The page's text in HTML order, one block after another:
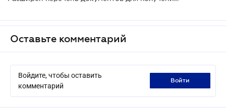
Оставьте комментарий
Войдите, чтобы оставить
комментарий
войти